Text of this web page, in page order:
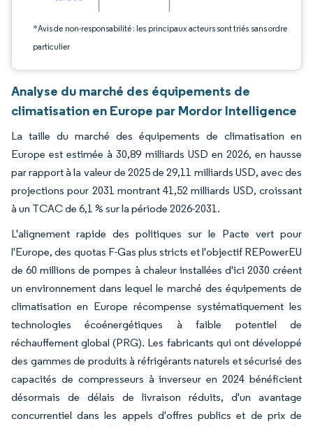
*Avis de non-responsabilité : les principaux acteurs sont triés sans ordre
particulier
Analyse du marché des équipements de
climatisation en Europe par Mordor Intelligence
La taille du marché des équipements de climatisation en
Europe est estimée à 30,89 milliards USD en 2026, en hausse
par rapport à la valeur de 2025 de 29,11 milliards USD, avec des
projections pour 2031 montrant 41,52 milliards USD, croissant
à un TCAC de 6,1 % sur la période 2026-2031.
L'alignement rapide des politiques sur le Pacte vert pour
l'Europe, des quotas F-Gas plus stricts et l'objectif REPowerEU
de 60 millions de pompes à chaleur installées d'ici 2030 créent
un environnement dans lequel le marché des équipements de
climatisation en Europe récompense systématiquement les
technologies écoénergétiques à faible potentiel de
réchauffement global (PRG). Les fabricants qui ont développé
des gammes de produits à réfrigérants naturels et sécurisé des
capacités de compresseurs à inverseur en 2024 bénéficient
désormais de délais de livraison réduits, d'un avantage
concurrentiel dans les appels d'offres publics et de prix de